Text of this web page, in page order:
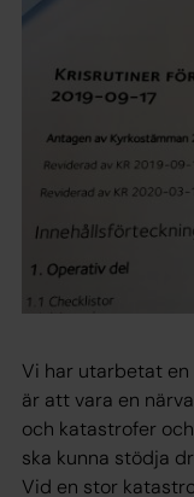
Vi har utarbetat en
är att vara en
och katastrofer
ska kunna stödja
Vid en stor